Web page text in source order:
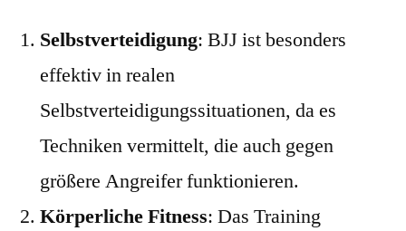
Selbstverteidigung: BJJ ist besonders
effektiv in realen
Selbstverteidigungssituationen, da es
Techniken vermittelt, die auch gegen
größere Angreifer funktionieren.
Körperliche Fitness: Das Training